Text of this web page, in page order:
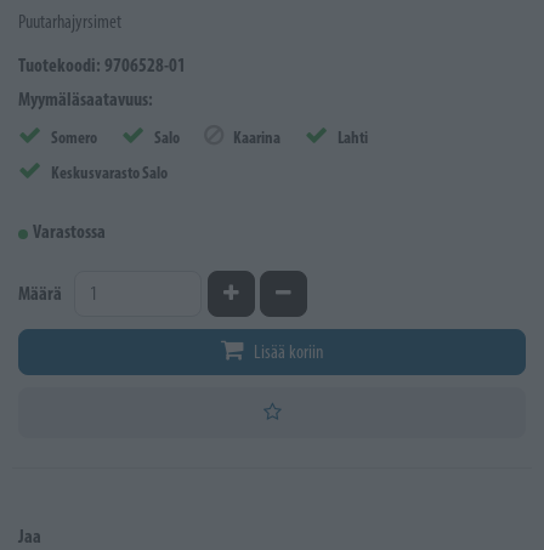
Puutarhajyrsimet
Tuotekoodi: 9706528-01
Myymäläsaatavuus:
Somero Salo Kaarina
Lahti
Keskusvarasto Salo
Varastossa
Määrä Kasvata määrääVähennä määrää
Lisää koriin
Jaa